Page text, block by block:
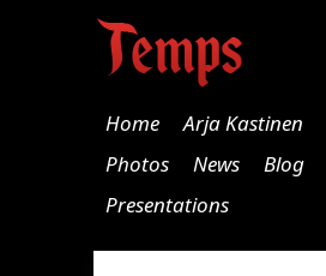
Home Arja Kastinen
Photos
News Blog
Presentations